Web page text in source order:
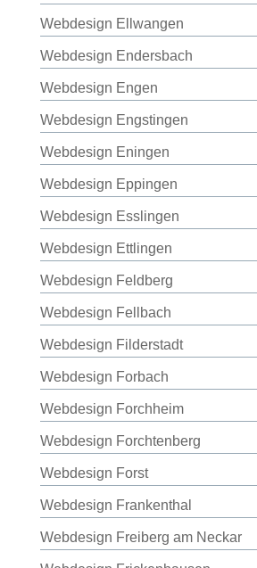
Webdesign Ellwangen
Webdesign Endersbach
Webdesign Engen
Webdesign Engstingen
Webdesign Eningen
Webdesign Eppingen
Webdesign Esslingen
Webdesign Ettlingen
Webdesign Feldberg
Webdesign Fellbach
Webdesign Filderstadt
Webdesign Forbach
Webdesign Forchheim
Webdesign Forchtenberg
Webdesign Forst
Webdesign Frankenthal
Webdesign Freiberg am Neckar